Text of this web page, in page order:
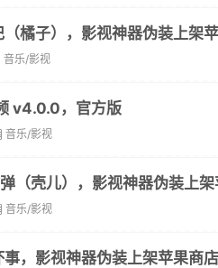
音乐/影视
v4.0.0，官方版
音乐/影视
音乐/影视
事，影视神器伪装上架苹果商店